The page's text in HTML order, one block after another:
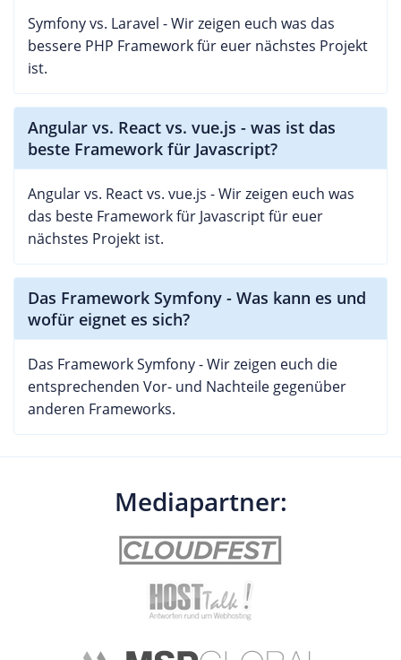
Symfony vs. Laravel - Wir zeigen euch was das
bessere PHP Framework für euer nächstes Projekt
ist.
Angular vs. React vs. vue.js - was ist das
beste Framework für Javascript?
Angular vs. React vs. vue.js - Wir zeigen euch was
das beste Framework für Javascript für euer
nächstes Projekt ist.
Das Framework Symfony - Was kann es und
wofür eignet es sich?
Das Framework Symfony - Wir zeigen euch die
entsprechenden Vor- und Nachteile gegenüber
anderen Frameworks.
Mediapartner: